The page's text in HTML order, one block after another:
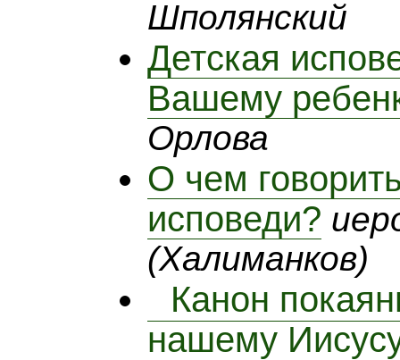
Шполянский
Детская
Вашему
Орлова
О чем
исповеди?
(Халиманков)
Канон
нашему